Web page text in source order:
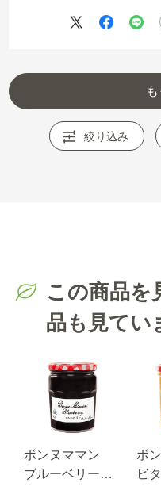
絞り込み
この商品を
品も見てい
ボンヌママン
ブルーベリージ
ボ
ビ